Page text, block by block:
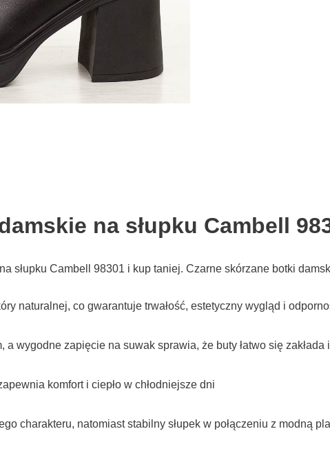
na słupku Cambell
słupku Cambell 98301 i kup taniej. Czarne skórzane botki
naturalnej, co gwarantuje trwałość, estetyczny wygląd i
wygodne zapięcie na suwak sprawia, że buty łatwo się zakłada
komfort i ciepło w chłodniejsze dni
charakteru, natomiast stabilny słupek w połączeniu z modną